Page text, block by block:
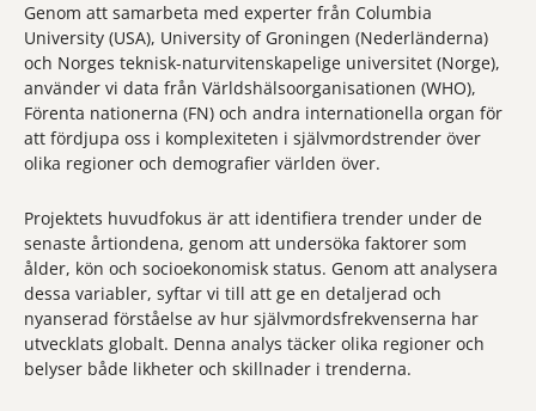
Genom att samarbeta med experter från Columbia
University (USA), University of Groningen (Nederländerna)
och Norges teknisk-naturvitenskapelige universitet (Norge),
använder vi data från Världshälsoorganisationen (WHO),
Förenta nationerna (FN) och andra internationella organ för
att fördjupa oss i komplexiteten i självmordstrender över
olika regioner och demografier världen över.
Projektets huvudfokus är att identifiera trender under de
senaste årtiondena, genom att undersöka faktorer som
ålder, kön och socioekonomisk status. Genom att analysera
dessa variabler, syftar vi till att ge en detaljerad och
nyanserad förståelse av hur självmordsfrekvenserna har
utvecklats globalt. Denna analys täcker olika regioner och
belyser både likheter och skillnader i trenderna.